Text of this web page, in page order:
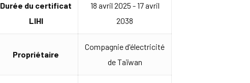
Durée du certificat
LIHI
18 avril 2025 - 17 avril
2038
Propriétaire
Compagnie d'électricité
de Taïwan